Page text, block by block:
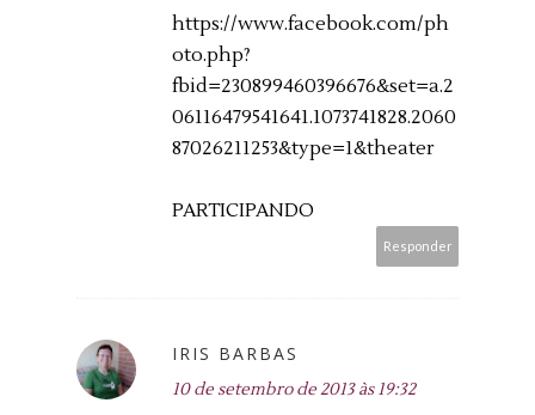
https://www.facebook.com/ph
oto.php?
fbid=230899460396676&set=a.2
06116479541641.1073741828.2060
87026211253&type=1&theater
PARTICIPANDO
Responder
IRIS BARBAS
10 de setembro de 2013 às 19:32